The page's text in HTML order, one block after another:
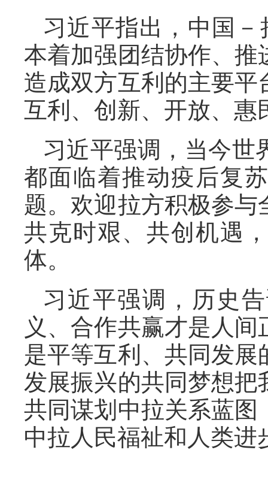
习近平指出，中国
本着加强团结协作、
造成双方互利的主要
互利、创新、开放、惠
习近平强调，当今世
都面临着推动疫后复
题。欢迎拉方积极参
共克时艰、共创机遇
体。
习近平强调，历史
义、合作共赢才是人
是平等互利、共同发
发展振兴的共同梦想
共同谋划中拉关系蓝
中拉人民福祉和人类进